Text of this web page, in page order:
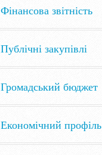
Фінансова звітність
Публічні закупівлі
Громадський бюджет
Економічний профіль